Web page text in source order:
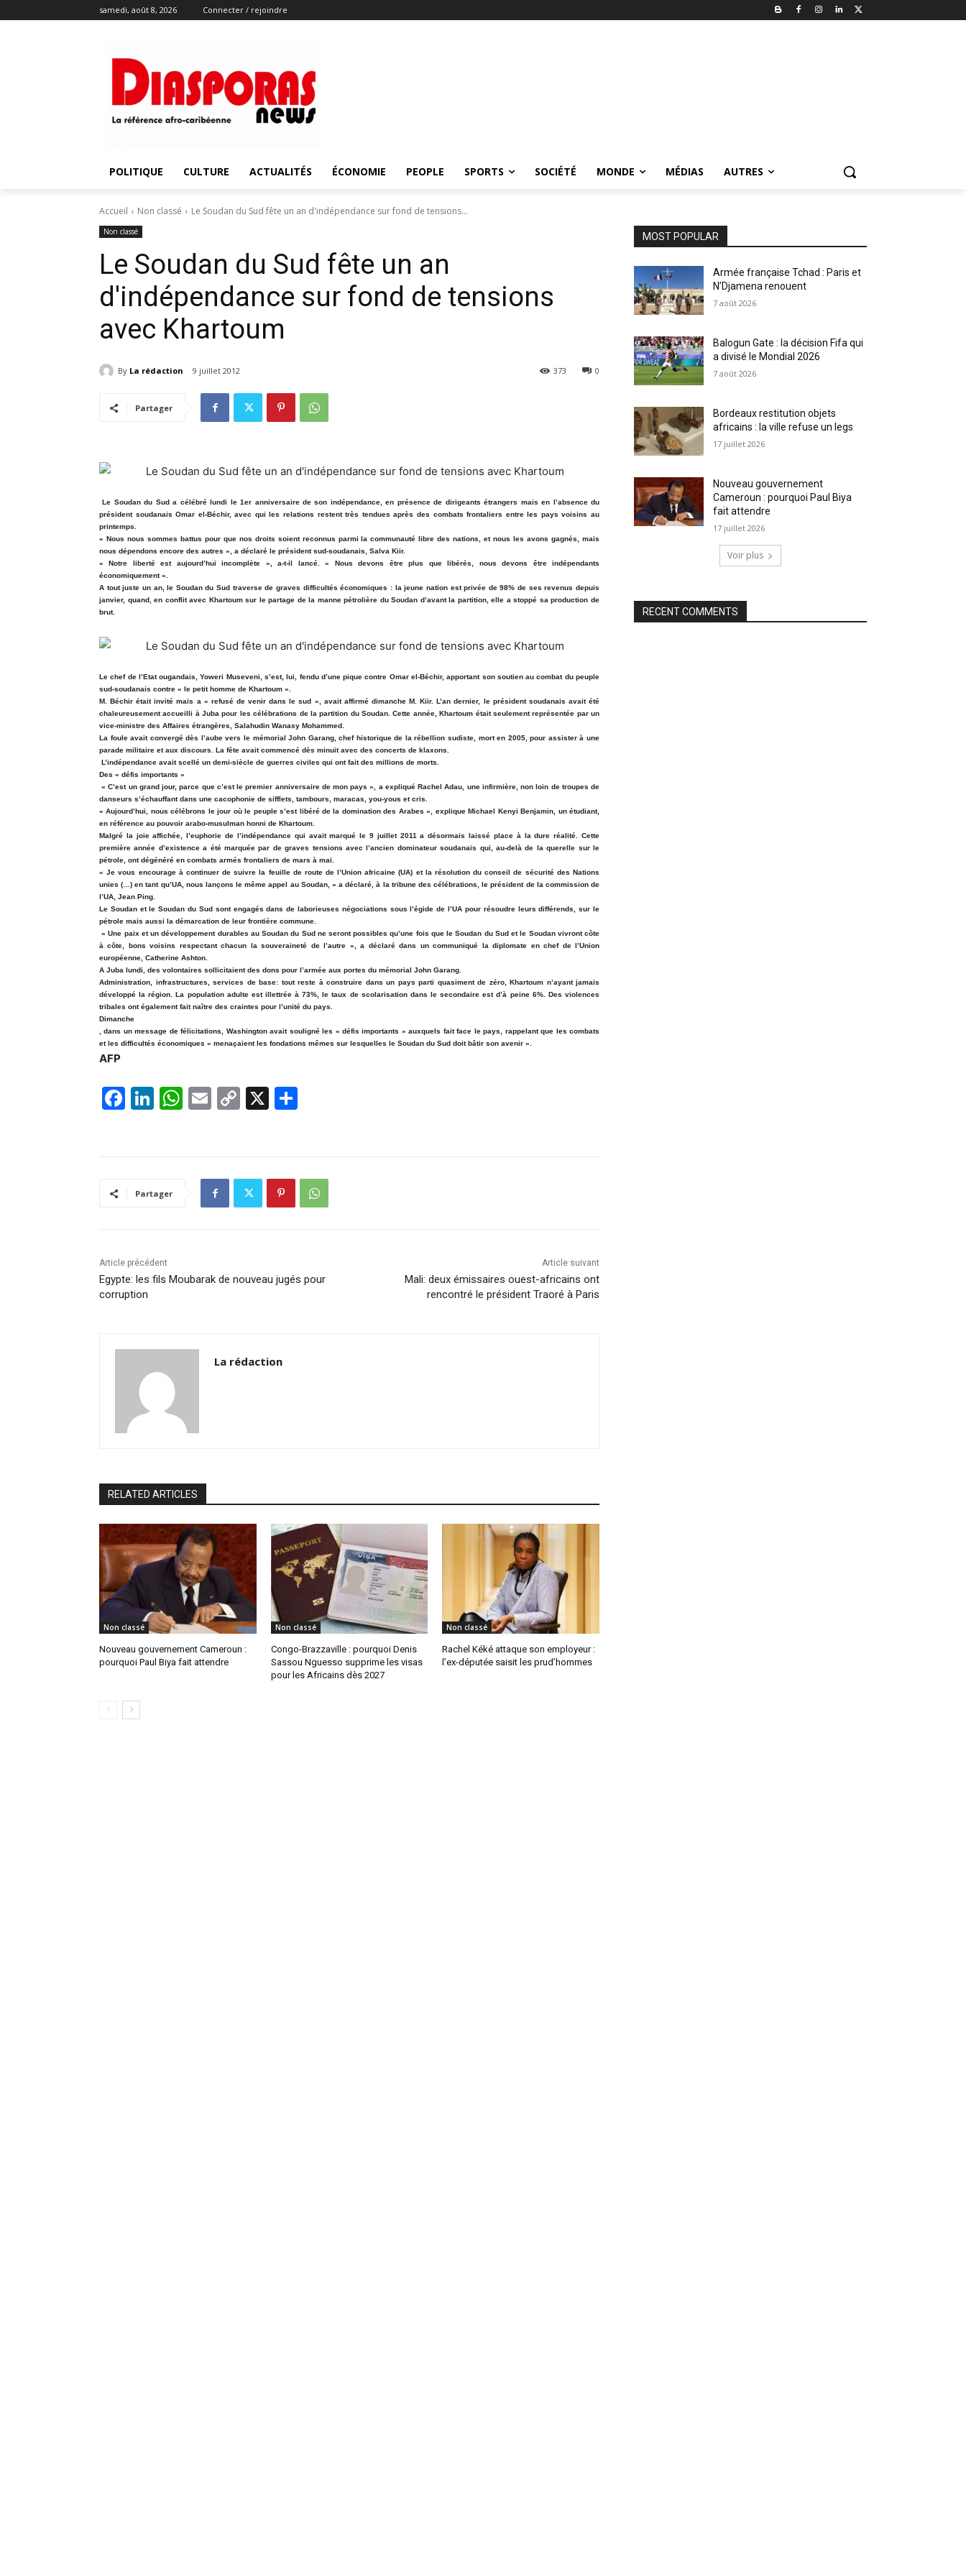
samedi, août 8, 2026 Connecter / rejoindre
POLITIQUE CULTURE ACTUALITÉS ÉCONOMIE PEOPLE SPORTS SOCIÉTÉ MONDE MÉDIAS AUTRES
Accueil Non classé Le Soudan du Sud fête un an d'indépendance sur fond de tensions...
Non classé
Le Soudan du Sud fête un an
d'indépendance sur fond de tensions
avec Khartoum
By La rédaction 9 juillet 2012 0
373
Partager
Le Soudan du Sud a célébré lundi le 1er anniversaire de son indépendance, en présence de dirigeants étrangers mais en l’absence du
président soudanais Omar el-Béchir, avec qui les relations restent très tendues après des combats frontaliers entre les pays voisins au
printemps.
« Nous nous sommes battus pour que nos droits soient reconnus parmi la communauté libre des nations, et nous les avons gagnés, mais
nous dépendons encore des autres », a déclaré le président sud-soudanais, Salva Kiir.
« Notre liberté est aujourd’hui incomplète », a-t-il lancé. « Nous devons être plus que libérés, nous devons être indépendants
économiquement ».
A tout juste un an, le Soudan du Sud traverse de graves difficultés économiques : la jeune nation est privée de 98% de ses revenus depuis
janvier, quand, en conflit avec Khartoum sur le partage de la manne pétrolière du Soudan d’avant la partition, elle a stoppé sa production de
brut.
Le chef de l’Etat ougandais, Yoweri Museveni, s’est, lui, fendu d’une pique contre Omar el-Béchir, apportant son soutien au combat du peuple
sud-soudanais contre « le petit homme de Khartoum ».
M. Béchir était invité mais a « refusé de venir dans le sud », avait affirmé dimanche M. Kiir. L’an dernier, le président soudanais avait été
chaleureusement accueilli à Juba pour les célébrations de la partition du Soudan. Cette année, Khartoum était seulement représentée par un
vice-ministre des Affaires étrangères, Salahudin Wanasy Mohammed.
La foule avait convergé dès l’aube vers le mémorial John Garang, chef historique de la rébellion sudiste, mort en 2005, pour assister à une
parade militaire et aux discours. La fête avait commencé dès minuit avec des concerts de klaxons.
L’indépendance avait scellé un demi-siècle de guerres civiles qui ont fait des millions de morts.
Des « défis importants »
« C’est un grand jour, parce que c’est le premier anniversaire de mon pays », a expliqué Rachel Adau, une infirmière, non loin de troupes de
danseurs s’échauffant dans une cacophonie de sifflets, tambours, maracas, you-yous et cris.
« Aujourd’hui, nous célébrons le jour où le peuple s’est libéré de la domination des Arabes », explique Michael Kenyi Benjamin, un étudiant,
en référence au pouvoir arabo-musulman honni de Khartoum.
Malgré la joie affichée, l’euphorie de l’indépendance qui avait marqué le 9 juillet 2011 a désormais laissé place à la dure réalité. Cette
première année d’existence a été marquée par de graves tensions avec l’ancien dominateur soudanais qui, au-delà de la querelle sur le
pétrole, ont dégénéré en combats armés frontaliers de mars à mai.
« Je vous encourage à continuer de suivre la feuille de route de l’Union africaine (UA) et la résolution du conseil de sécurité des Nations
unies (…) en tant qu’UA, nous lançons le même appel au Soudan, » a déclaré, à la tribune des célébrations, le président de la commission de
l’UA, Jean Ping.
Le Soudan et le Soudan du Sud sont engagés dans de laborieuses négociations sous l’égide de l’UA pour résoudre leurs différends, sur le
pétrole mais aussi la démarcation de leur frontière commune.
« Une paix et un développement durables au Soudan du Sud ne seront possibles qu’une fois que le Soudan du Sud et le Soudan vivront côte
à côte, bons voisins respectant chacun la souveraineté de l’autre », a déclaré dans un communiqué la diplomate en chef de l’Union
européenne, Catherine Ashton.
A Juba lundi, des volontaires sollicitaient des dons pour l’armée aux portes du mémorial John Garang.
Administration, infrastructures, services de base: tout reste à construire dans un pays parti quasiment de zéro, Khartoum n’ayant jamais
développé la région. La population adulte est illettrée à 73%, le taux de scolarisation dans le secondaire est d’à peine 6%. Des violences
tribales ont également fait naître des craintes pour l’unité du pays.
Dimanche
, dans un message de félicitations, Washington avait souligné les « défis importants » auxquels fait face le pays, rappelant que les combats
et les difficultés économiques « menaçaient les fondations mêmes sur lesquelles le Soudan du Sud doit bâtir son avenir ».
AFP
F
b
k
Li
dI
W E
C
Li
n
X
er
Partager
Article précédent
Egypte: les fils Moubarak de nouveau jugés pour
corruption
Article suivant
Mali: deux émissaires ouest-africains ont
rencontré le président Traoré à Paris
La rédaction
RELATED ARTICLES
Non classé
Nouveau gouvernement Cameroun :
pourquoi Paul Biya fait attendre
Non classé
Congo-Brazzaville : pourquoi Denis
Sassou Nguesso supprime les visas
pour les Africains dès 2027
Non classé
Rachel Kéké attaque son employeur :
l’ex-députée saisit les prud’hommes
MOST POPULAR
Armée française Tchad : Paris et
N’Djamena renouent
7 août 2026
Balogun Gate : la décision Fifa qui
a divisé le Mondial 2026
7 août 2026
Bordeaux restitution objets
africains : la ville refuse un legs
17 juillet 2026
Nouveau gouvernement
Cameroun : pourquoi Paul Biya
fait attendre
17 juillet 2026
Voir plus
RECENT COMMENTS